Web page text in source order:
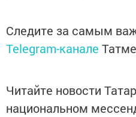
Следите за самым
Telegram-канале
Читайте новости
национальном